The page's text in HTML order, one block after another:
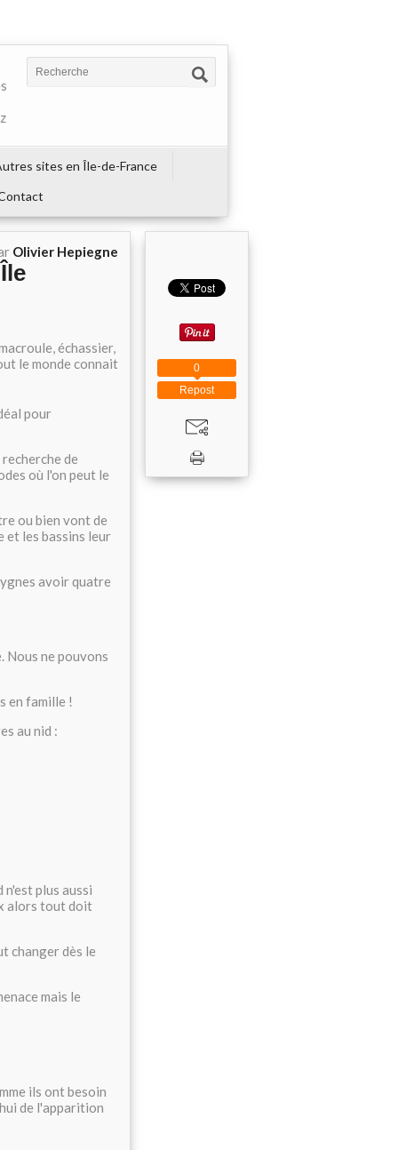
sites en Île-de-France
Olivier Hepiegne
échassier,
le monde connait
pour
de
où l'on peut le
ou bien vont de
et les bassins leur
avoir quatre
ne pouvons
en famille !
au nid :
plus aussi
alors tout doit
changer dès le
mais le
ils ont besoin
de l'apparition
Repost
0